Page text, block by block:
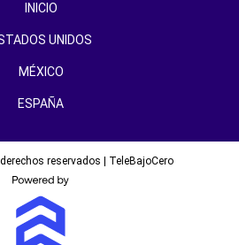
INICIO
UNIDOS
MÉXICO
ESPAÑA
reservados | TeleBajoCero